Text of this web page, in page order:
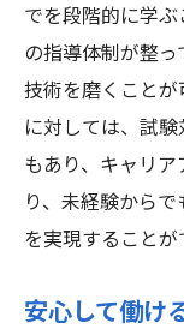
でを段階的に学
の指導体制が整
技術を磨くこと
に対しては、試
もあり、キャリ
り、未経験から
を実現することが
安心して働け